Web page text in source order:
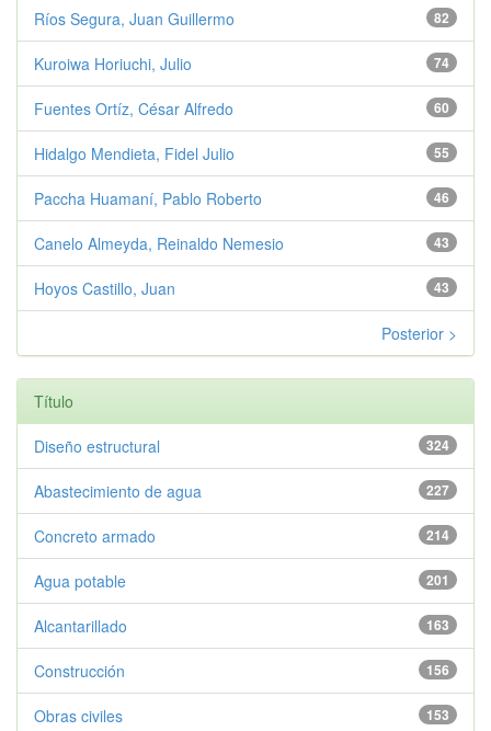
82
Ríos Segura, Juan Guillermo
74
Kuroiwa Horiuchi, Julio
60
Fuentes Ortíz, César Alfredo
55
Hidalgo Mendieta, Fidel Julio
46
Paccha Huamaní, Pablo Roberto
43
Canelo Almeyda, Reinaldo Nemesio
43
Hoyos Castillo, Juan
Posterior >
Título
324
Diseño estructural
227
Abastecimiento de agua
214
Concreto armado
201
Agua potable
163
Alcantarillado
156
Construcción
153
Obras civiles